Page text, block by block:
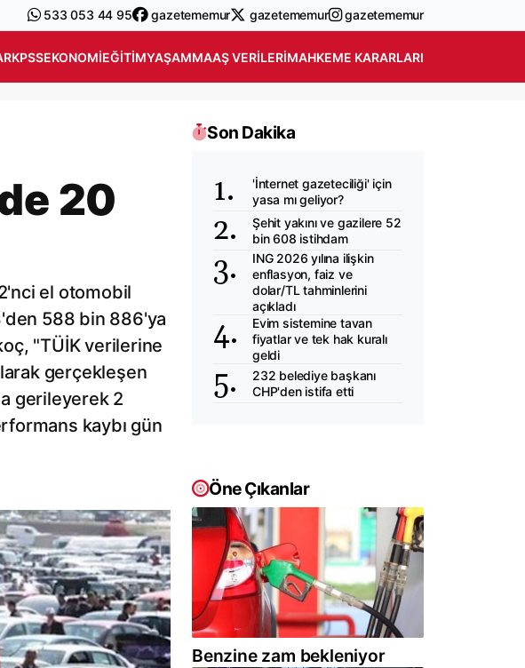
533 053 44 95 gazetememur gazetememur gazetememur
KPSSEKONOMIEĞITIMYAŞAMMAAŞ VERILERIMAHKEME KARARLARI
20
el otomobil
588 bin 886'ya
"TÜİK verilerine
gerçekleşen
gerileyerek 2
kaybı gün
Son Dakika
'İnternet gazeteciliği' için
yasa mı geliyor?
Şehit yakını ve gazilere 52
bin 608 istihdam
ING 2026 yılına ilişkin
enflasyon, faiz ve
dolar/TL tahminlerini
açıkladı
Evim sistemine tavan
fiyatlar ve tek hak kuralı
geldi
232 belediye başkanı
CHP'den istifa etti
Öne Çıkanlar
Benzine zam bekleniyor